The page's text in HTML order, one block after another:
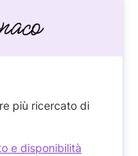
più ricercato di
e disponibilità